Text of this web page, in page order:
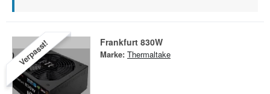
Verpasst! Frankfurt 830W
Marke: Thermaltake